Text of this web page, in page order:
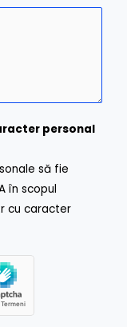
personal
să fie
în scopul
cu caracter